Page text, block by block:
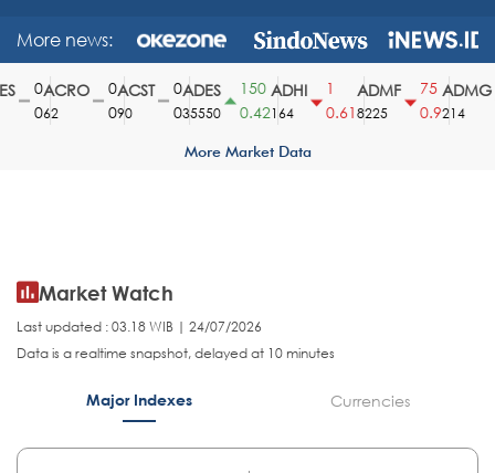
More news:
ACRO
62
ACST
90
ADES
35550
150
0.42
ADHI
164
0.61
ADMF
8225
0.9
ADMG
214
More Market Data
Market Watch
Last updated : 03.18 WIB | 24/07/2026
Data is a realtime snapshot, delayed at 10 minutes
Major Indexes Currencies